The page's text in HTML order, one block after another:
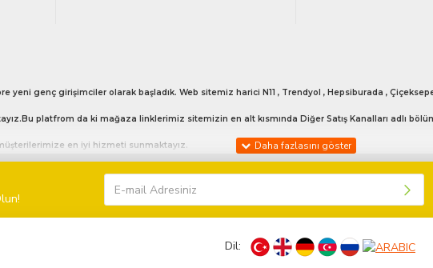
yeni genç girişimciler olarak başladık. Web sitemiz harici N11 , Trendyol , Hepsiburada ,
platfrom da ki mağaza linklerimiz sitemizin en alt kısmında Diğer Satış Kanalları adlı
en iyi hizmeti sunmaktayız.
14:00 arası sizlere hizmet vermekteyiz. Bunun haricinde günün her anı bizlerle iletişime
hattından bizlerle iletişime geçebilirsiniz sizlere model bilgisi hakkında yardımcı olabiliriz.
Dil: